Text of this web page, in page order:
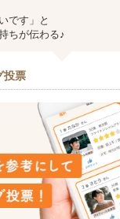
です」と
ちが伝わる♪
投票